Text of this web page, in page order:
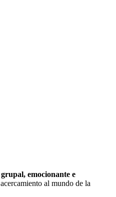
emocionante e
al mundo de la